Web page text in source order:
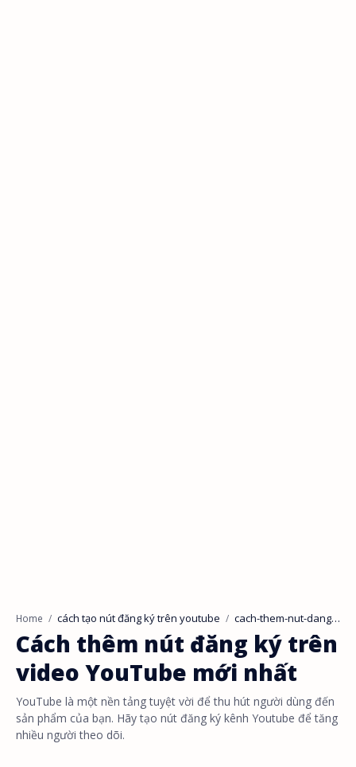
Home cách tạo nút đăng ký trên youtube cach-them-nut-dang-ky-tren-video-youtube
Cách thêm nút đăng ký trên
video YouTube mới nhất
YouTube là một nền tảng tuyệt vời để thu hút người dùng đến
sản phẩm của bạn. Hãy tạo nút đăng ký kênh Youtube để tăng
nhiều người theo dõi.